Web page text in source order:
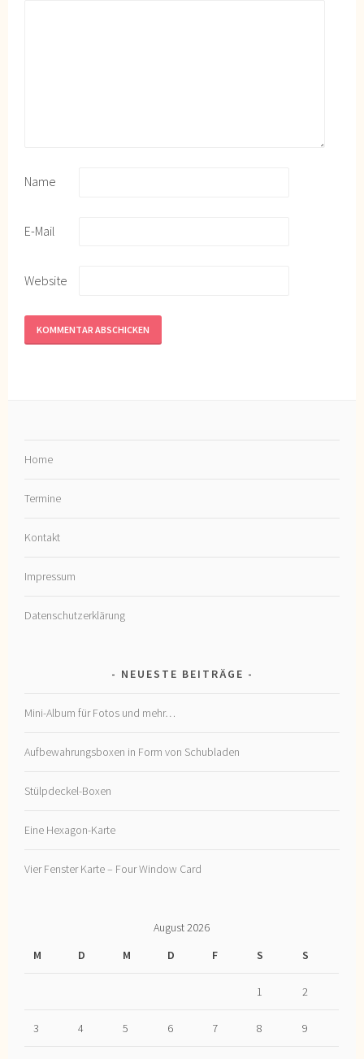
Name
E-Mail
Website
Home
Termine
Kontakt
Impressum
Datenschutzerklärung
NEUESTE BEITRÄGE
Mini-Album für Fotos und mehr…
Aufbewahrungsboxen in Form von Schubladen
Stülpdeckel-Boxen
Eine Hexagon-Karte
Vier Fenster Karte – Four Window Card
August 2026
M
D M D F S S
1 2
3 4 5 6 7 8 9